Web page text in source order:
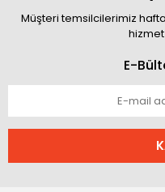
Müşteri temsilcilerimiz
E-